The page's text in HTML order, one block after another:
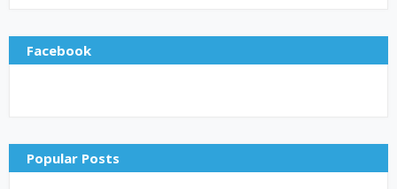
Facebook
Popular Posts